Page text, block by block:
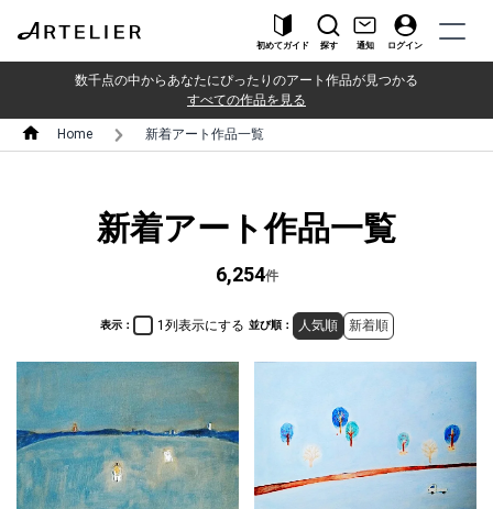
初めてガイド 探す 通知 ログイン
数千点の中からあなたにぴったりのアート作品が見つかる
すべての作品を見る
Home 新着アート作品一覧
新着アート作品一覧
6,254件
表示： 1列表示にする 並び順： 人気順 新着順